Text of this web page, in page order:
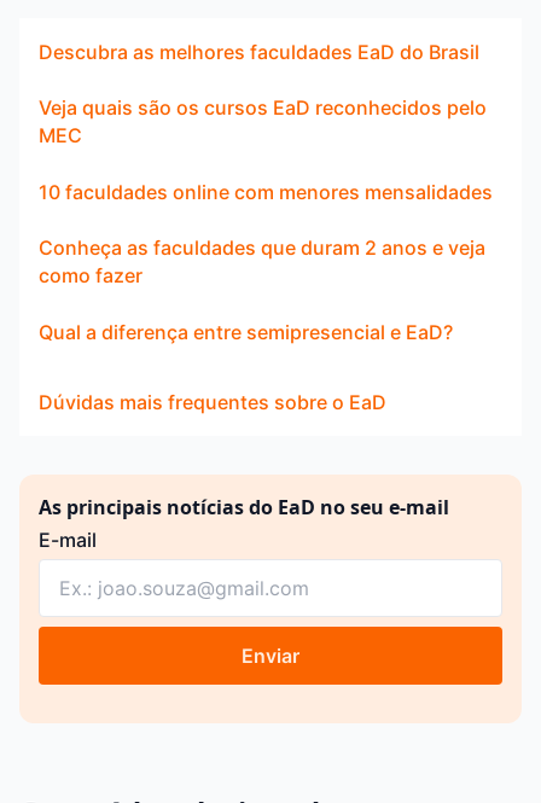
Descubra as melhores faculdades EaD do Brasil
Veja quais são os cursos EaD reconhecidos pelo
MEC
10 faculdades online com menores mensalidades
Conheça as faculdades que duram 2 anos e veja
como fazer
Qual a diferença entre semipresencial e EaD?
Dúvidas mais frequentes sobre o EaD
As principais notícias do EaD no seu e-mail
E-mail
Enviar